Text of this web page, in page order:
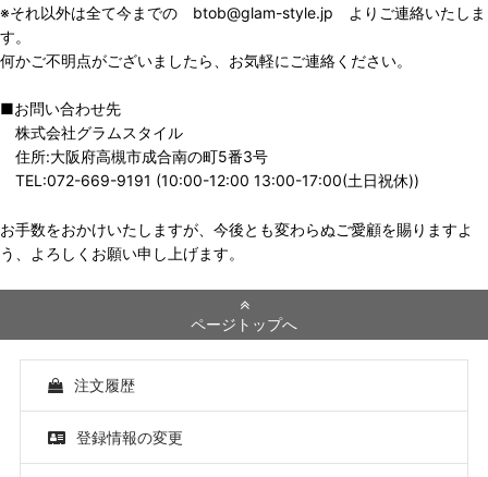
※それ以外は全て今までの btob@glam-style.jp よりご連絡いたしま
す。
何かご不明点がございましたら、お気軽にご連絡ください。
■お問い合わせ先
株式会社グラムスタイル
住所:大阪府高槻市成合南の町5番3号
TEL:072-669-9191 (10:00-12:00 13:00-17:00(土日祝休))
お手数をおかけいたしますが、今後とも変わらぬご愛顧を賜りますよ
う、よろしくお願い申し上げます。
ページトップへ
注文履歴
登録情報の変更